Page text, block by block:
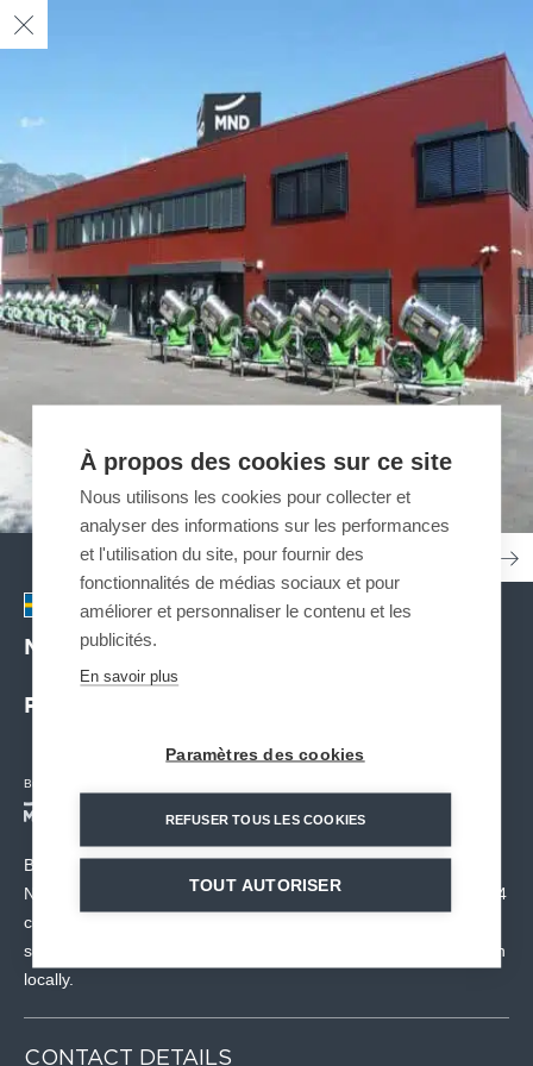
MND Scandinavia
Partner for projects all over Scandinavia
Business lines :
Based in Sweden, the MND Scandinavia teams are active in
Norway, Finland and Iceland to support the ski areas in MND’s 4
centres of expertise. The site also manages the after-sales
services and the sale of spare parts for the MND SNOW division
locally.
CONTACT DETAILS
À propos des cookies sur ce site
Nous utilisons les cookies pour collecter et
analyser des informations sur les performances
et l'utilisation du site, pour fournir des
fonctionnalités de médias sociaux et pour
améliorer et personnaliser le contenu et les
publicités.
En savoir plus
Paramètres des cookies
REFUSER TOUS LES COOKIES
TOUT AUTORISER